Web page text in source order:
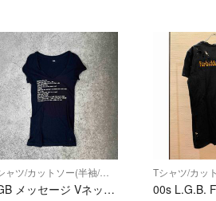
Tシャツ/カットソー(半袖/袖なし)
LGB メッセージ Vネック Tシャツ 初期 お兄系 V系 y2k vkei